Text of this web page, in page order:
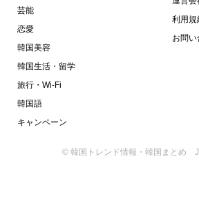
芸能
恋愛
韓国美容
韓国生活・留学
旅行・Wi-Fi
韓国語
キャンペーン
利用規
お問
© 韓国トレンド情報・韓国まとめ